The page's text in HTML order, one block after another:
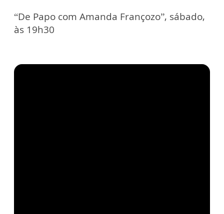
“De Papo com Amanda Françozo”, sábado,
às 19h30